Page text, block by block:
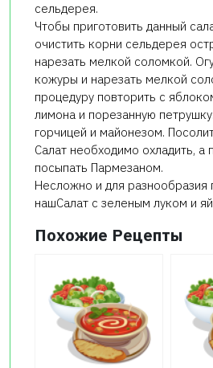
сельдерея.
Чтобы приготовить данный
очистить корни сельдерея
нарезать мелкой соломкой.
кожуры и нарезать мелкой
процедуру повторить с
лимона и порезанную
горчицей и майонезом.
Салат необходимо охладить, а
посыпать Пармезаном.
Несложно и для разнообразия
нашСалат с зеленым луком и
Похожие Рецепты